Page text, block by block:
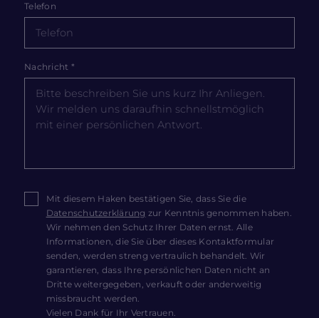
Telefon
Nachricht *
Mit diesem Haken bestätigen Sie, dass Sie die
Datenschutzerklärung zur Kenntnis genommen haben.
Wir nehmen den Schutz Ihrer Daten ernst. Alle
Informationen, die Sie über dieses Kontaktformular
senden, werden streng vertraulich behandelt. Wir
garantieren, dass Ihre persönlichen Daten nicht an
Dritte weitergegeben, verkauft oder anderweitig
missbraucht werden.
Vielen Dank für Ihr Vertrauen.